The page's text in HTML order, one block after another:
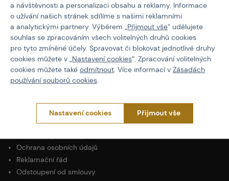
Actionshop.cz
Black Friday
3x Showroom v ČR
Ověřené značky
Články
Servis
Doprava
Ochrana osobních údajů
Reklamační řád
Odstoupení od smlouvy
a návštěvnosti a personalizaci obsahu a reklamy. Informace
o užívání našich stránek sdílíme s našimi reklamními
a analytickými partnery. Výběrem „Přijmout vše“ udělujete
souhlas se zpracováním všech volitelných druhů cookies
pro tyto zmíněné účely. Spravovat či blokovat jednotlivé druhy
cookies můžete v „Nastavení cookies“. Zpracování volitelných
cookies můžete také odmítnout. Více informací v Zásadách
používání souborů cookies.
Nastavení cookies Přijmout vše